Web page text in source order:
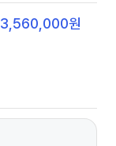
3,560,000원